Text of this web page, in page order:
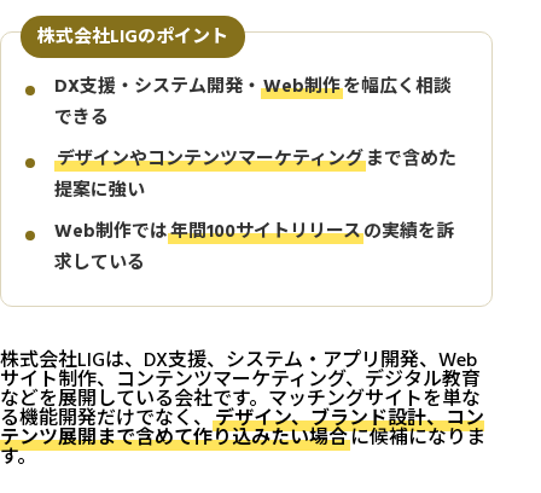
株式会社LIGのポイント
DX支援・システム開発・ Web制作を幅広く相談
できる
デザインやコンテンツマーケティングまで含めた
提案に強い
Web制作では年間100サイトリリースの実績を訴
求している
株式会社LIGは、DX支援、システム・アプリ開発、Web
サイト制作、コンテンツマーケティング、デジタル教育
などを展開している会社です。マッチングサイトを単な
る機能開発だけでなく、 デザイン、ブランド設計、コン
テンツ展開まで含めて作り込みたい場合に候補になりま
す。